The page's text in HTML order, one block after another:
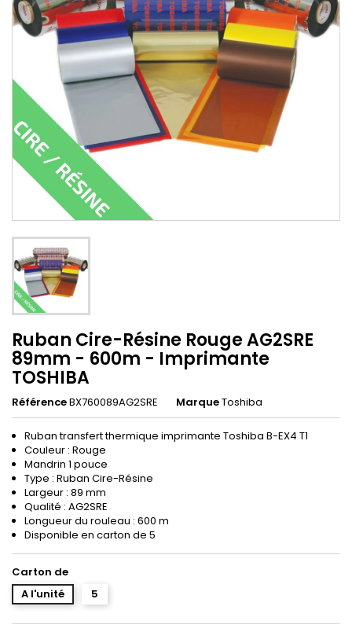
Ruban Cire-Résine Rouge AG2SRE
89mm - 600m - Imprimante
TOSHIBA
RéférenceBX760089AG2SRE MarqueToshiba
Ruban transfert thermique imprimante Toshiba B-EX4 T1
Couleur : Rouge
Mandrin 1 pouce
Type : Ruban Cire-Résine
Largeur : 89 mm
Qualité : AG2SRE
Longueur du rouleau : 600 m
Disponible en carton de 5
Carton de
A l'unité
5